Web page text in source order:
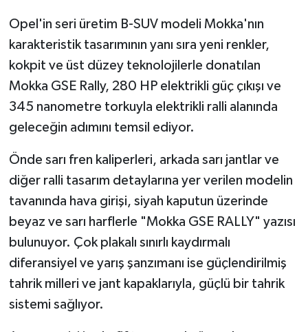
Opel'in seri üretim B-SUV modeli Mokka'nın
karakteristik tasarımının yanı sıra yeni renkler,
kokpit ve üst düzey teknolojilerle donatılan
Mokka GSE Rally, 280 HP elektrikli güç çıkışı ve
345 nanometre torkuyla elektrikli ralli alanında
geleceğin adımını temsil ediyor.
Önde sarı fren kaliperleri, arkada sarı jantlar ve
diğer ralli tasarım detaylarına yer verilen modelin
tavanında hava girişi, siyah kaputun üzerinde
beyaz ve sarı harflerle "Mokka GSE RALLY" yazısı
bulunuyor. Çok plakalı sınırlı kaydırmalı
diferansiyel ve yarış şanzımanı ise güçlendirilmiş
tahrik milleri ve jant kapaklarıyla, güçlü bir tahrik
sistemi sağlıyor.